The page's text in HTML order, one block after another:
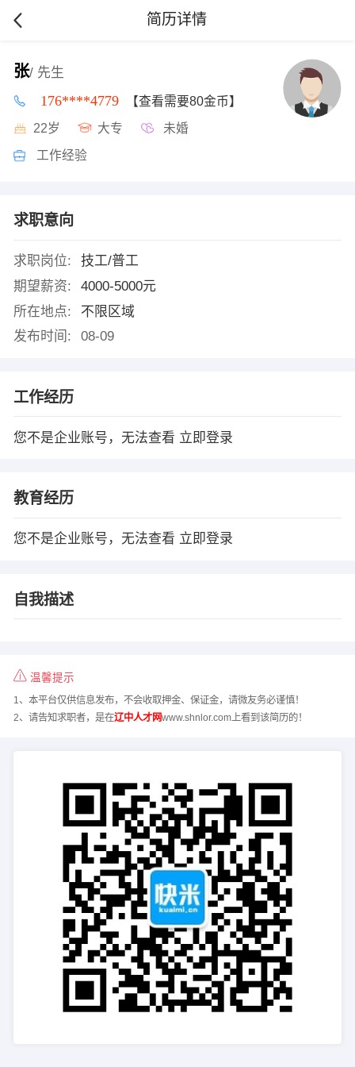
简历详情
张/ 先生
176****4779 【查看需要80金币】
22岁 大专 未婚
工作经验
求职意向
求职岗位:
技工/普工
期望薪资:
4000-5000元
所在地点:
不限区域
发布时间:
08-09
工作经历
您不是企业账号，无法查看 立即登录
教育经历
您不是企业账号，无法查看 立即登录
自我描述
温馨提示
1、本平台仅供信息发布，不会收取押金、保证金，请微友务必谨慎！
2、请告知求职者，是在辽中人才网www.shnlor.com上看到该简历的！